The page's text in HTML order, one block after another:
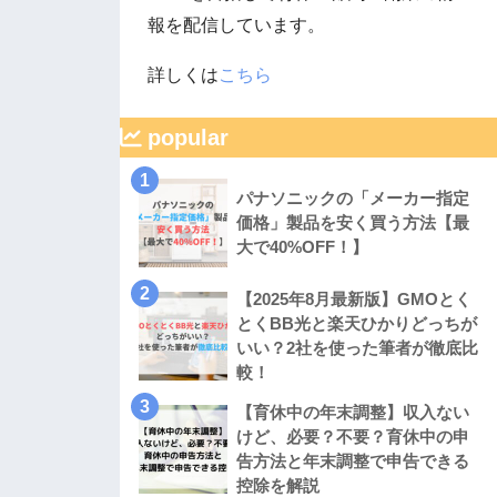
報を配信しています。
詳しくはこちら
popular
1
パナソニックの「メーカー指定
価格」製品を安く買う方法【最
大で40%OFF！】
2
【2025年8月最新版】GMOとく
とくBB光と楽天ひかりどっちが
いい？2社を使った筆者が徹底比
較！
3
【育休中の年末調整】収入ない
けど、必要？不要？育休中の申
告方法と年末調整で申告できる
控除を解説